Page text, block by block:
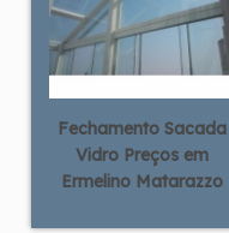
Fechamento Sacada
Vidro Preços em
Ermelino Matarazzo